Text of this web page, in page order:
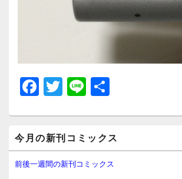
F
a
c
e
b
T
wi
tt
er
Li
n
e
イ
ン
サ
今月の新刊コミックス
前後一週間の新刊コミックス